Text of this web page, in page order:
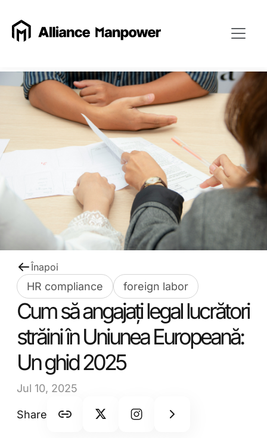
Înapoi
HR compliance foreign labor
Cum să angajați legal lucrători
străini în Uniunea Europeană:
Un ghid 2025
Jul 10, 2025
Share